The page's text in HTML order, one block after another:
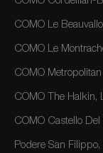
COMO Le
COMO Le
COMO
COMO The Halkin,
COMO Castello Del
Podere San Filippo,